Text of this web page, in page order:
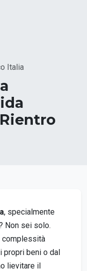
Italia
, specialmente
Non sei solo.
propri beni o dal
lievitare il